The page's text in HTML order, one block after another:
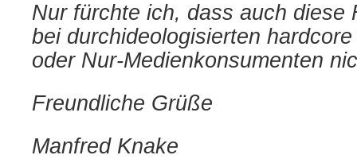
Nur fürchte ich, dass auch diese
bei durchideologisierten
oder Nur-Medienkonsumenten
Freundliche Grüße
Manfred Knake